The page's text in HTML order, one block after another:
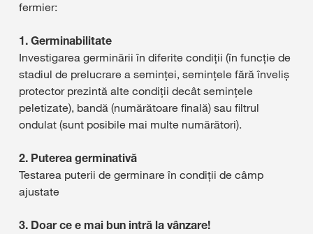
fermier:
1. Germinabilitate
Investigarea germinării în diferite condiții (în funcție de
stadiul de prelucrare a seminței, semințele fără înveliș
protector prezintă alte condiții decât semințele
peletizate), bandă (numărătoare finală) sau filtrul
ondulat (sunt posibile mai multe numărători).
2. Puterea germinativă
Testarea puterii de germinare în condiții de câmp
ajustate
3. Doar ce e mai bun intră la vânzare!